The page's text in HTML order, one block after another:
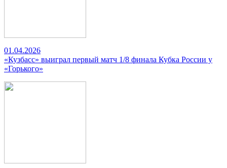
01.04.2026
«Кузбасс» выиграл первый матч 1/8 финала Кубка России у
«Горького»